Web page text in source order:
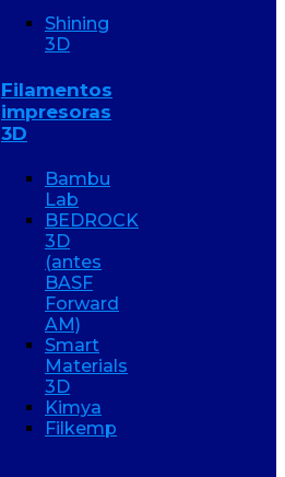
Shining
3D
Filamentos
impresoras
3D
Bambu
Lab
BEDROCK
3D
(antes
BASF
Forward
AM)
Smart
Materials
3D
Kimya
Filkemp